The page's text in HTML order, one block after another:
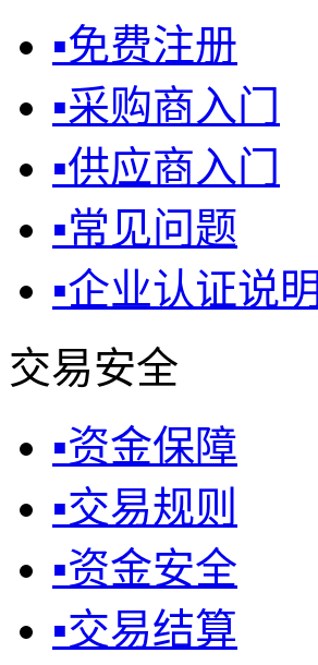
▪免费注册
▪采购商入门
▪供应商入门
▪常见问题
▪企业认证说明
交易安全
▪资金保障
▪交易规则
▪资金安全
▪交易结算